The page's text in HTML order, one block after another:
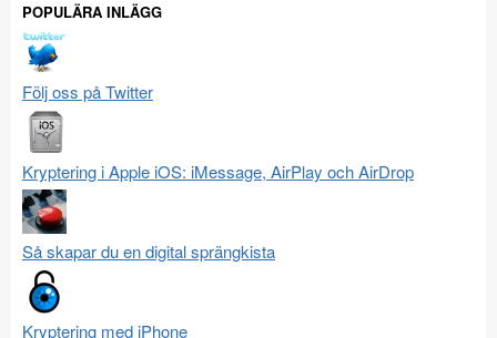
POPULÄRA INLÄGG
Följ oss på Twitter
Kryptering i Apple iOS: iMessage, AirPlay och AirDrop
Så skapar du en digital sprängkista
Kryptering med iPhone